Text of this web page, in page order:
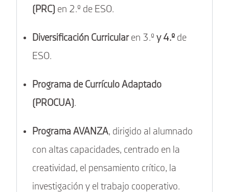
(PRC) en 2.º de ESO.
Diversificación Curricularen 3.ºy 4.º de
ESO.
Programa de Currículo Adaptado
(PROCUA).
Programa AVANZA, dirigido al alumnado
con altas capacidades, centrado en la
creatividad, el pensamiento crítico, la
investigación y el trabajo cooperativo.